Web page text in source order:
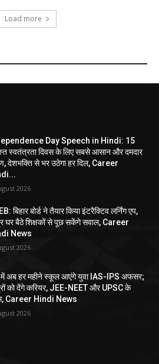
Load more
Day Speech in Hindi: 15
स्वतंत्रता दिवस के लिए सबसे आसान और दमदार
देशभक्ति से भर उठेगा हर दिल, Career
2026
बिहार बोर्ड ने तैयार किया इंटरैक्टिव लर्निंग एप,
घर बैठे शिक्षकों से पूछ सकेंगे सवाल, Career
News
2026
में अब हर महीने स्कूल आएंगे युवा IAS-IPS अफसर;
को देंगे करियर, JEE-NEET और UPSC के
Career Hindi News
2026